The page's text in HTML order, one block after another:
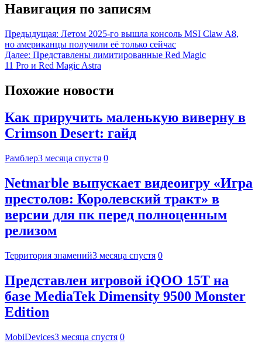
Навигация по записям
Предыдущая: Летом 2025-го вышла консоль MSI Claw A8,
но американцы получили её только сейчас
Далее: Представлены лимитированные Red Magic
11 Pro и Red Magic Astra
Похожие новости
Как приручить маленькую виверну в
Crimson Desert: гайд
Рамблер3 месяца спустя 0
Netmarble выпускает видеоигру «Игра
престолов: Королевский тракт» в
версии для пк перед полноценным
релизом
Территория знамений3 месяца спустя 0
Представлен игровой iQOO 15T на
базе MediaTek Dimensity 9500 Monster
Edition
MobiDevices3 месяца спустя 0